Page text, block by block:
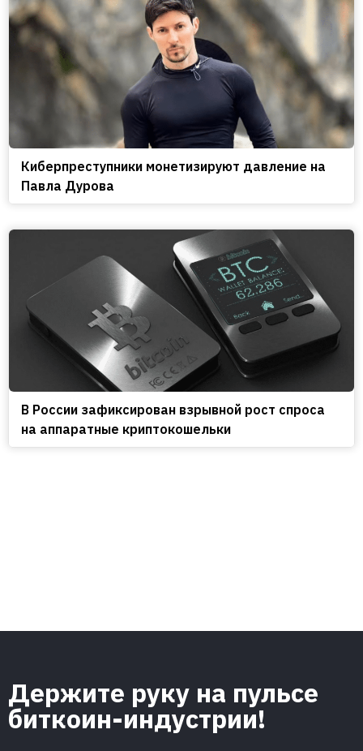
Киберпреступники монетизируют давление на
Павла Дурова
В России зафиксирован взрывной рост спроса
на аппаратные криптокошельки
Держите руку на пульсе
биткоин-индустрии!